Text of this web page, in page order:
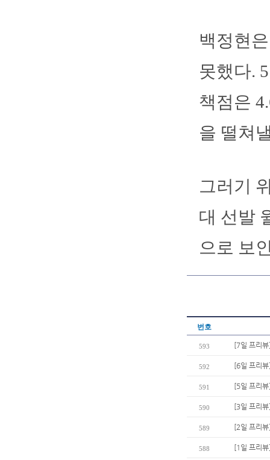
백정현
못했다.
책점은
을 떨쳐
그러기
대 선발
으로 보
번호
593 [7일 프리
592 [6일 프리
591 [5일 프리
590 [3일 프리
589 [2일 프리
588 [1일 프리